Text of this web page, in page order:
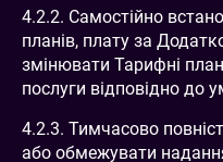
4.2.2. Самостійно
планів, плату за
змінювати Тарифні
послуги відповідно до
4.2.3. Тимчасово
або обмежувати